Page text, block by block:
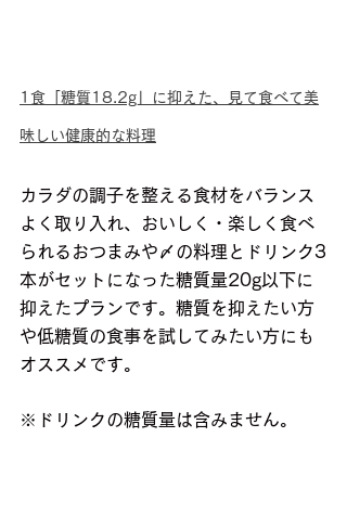
1食「糖質18.2g」に抑えた、見て食べて美
味しい健康的な料理
カラダの調子を整える食材をバランス
よく取り入れ、おいしく・楽しく食べ
られるおつまみや〆の料理とドリンク3
本がセットになった糖質量20g以下に
抑えたプランです。糖質を抑えたい方
や低糖質の食事を試してみたい方にも
オススメです。
※ドリンクの糖質量は含みません。